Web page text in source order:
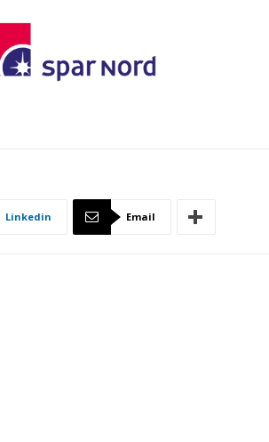
Linkedin Email